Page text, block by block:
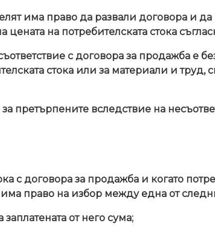
има право да развали договора и
на потребителската стока
с договора за продажба е
стока или за материали и труд,
претърпените вследствие на
с договора за продажба и когато
има право на избор между една от
от него сума;